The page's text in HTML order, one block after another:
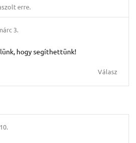
erre.
3.
hogy segíthettünk!
Válasz